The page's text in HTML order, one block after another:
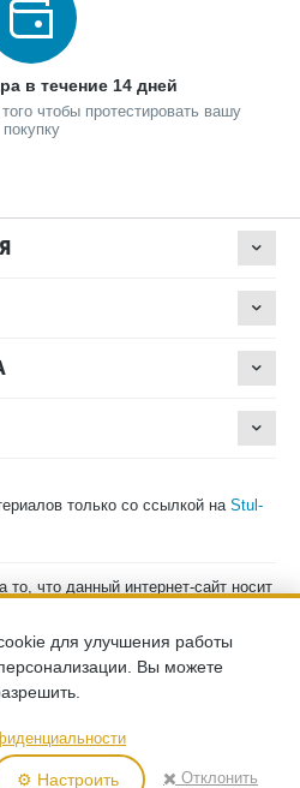
в течение 14 дней
чтобы протестировать вашу
покупку
только со ссылкой на Stul-
что данный интернет-сайт носит
кодекса Российской
информации о наличии и
пожалуйста, обращайтесь к
по телефону.
персональных данных
для улучшения работы
Вы можете
⚙️ Настроить ✖️ Отклонить